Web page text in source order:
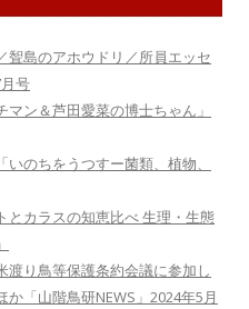
聟島のアホウドリ／所員エッセ
号
ン＆芦田愛菜の博士ちゃん」
のちをうつすー菌類、植物、
とカラスの知恵比べ 生理・生態
渡り鳥等保護条約会議に参加し
「山階鳥研NEWS」2024年5月